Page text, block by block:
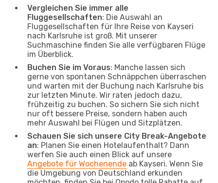
Vergleichen Sie immer alle
Fluggesellschaften: Die Auswahl an
Fluggesellschaften für Ihre Reise von Kayseri
nach Karlsruhe ist groß. Mit unserer
Suchmaschine finden Sie alle verfügbaren Flüge
im Überblick.
Buchen Sie im Voraus: Manche lassen sich
gerne von spontanen Schnäppchen überraschen
und warten mit der Buchung nach Karlsruhe bis
zur letzten Minute. Wir raten jedoch dazu,
frühzeitig zu buchen. So sichern Sie sich nicht
nur oft bessere Preise, sondern haben auch
mehr Auswahl bei Flügen und Sitzplätzen.
Schauen Sie sich unsere City Break-Angebote
an: Planen Sie einen Hotelaufenthalt? Dann
werfen Sie auch einen Blick auf unsere
Angebote für Wochenende ab Kayseri. Wenn Sie
die Umgebung von Deutschland erkunden